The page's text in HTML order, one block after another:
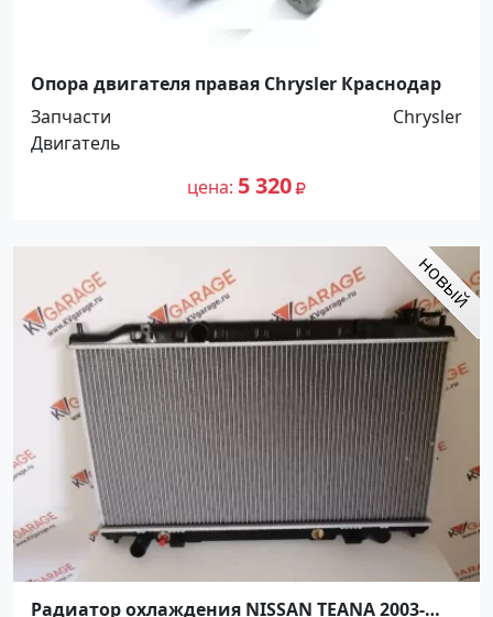
Опора двигателя правая Chrysler Краснодар
Запчасти
Chrysler
Двигатель
цена 5 320
Радиатор охлаждения NISSAN TEANA 2003-